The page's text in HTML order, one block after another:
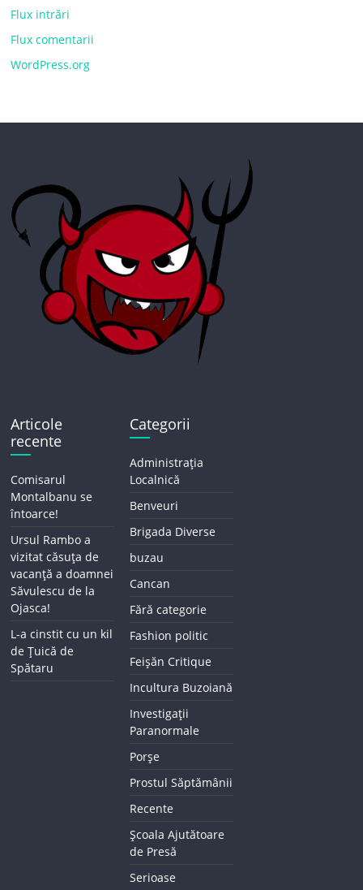
Flux intrări
Flux comentarii
WordPress.org
Articole
recente
Comisarul
Montalbanu se
întoarce!
Ursul Rambo a
vizitat căsuța de
vacanță a doamnei
Săvulescu de la
Ojasca!
L-a cinstit cu un kil
de Țuică de
Spătaru
Categorii
Administrația
Localnică
Benveuri
Brigada Diverse
buzau
Cancan
Fără categorie
Fashion politic
Feișăn Critique
Incultura Buzoiană
Investigații
Paranormale
Porșe
Prostul Săptămânii
Recente
Școala Ajutătoare
de Presă
Serioase